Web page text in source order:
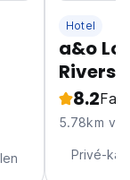
Hotel
a&o
8.2
5.78km
Privé-